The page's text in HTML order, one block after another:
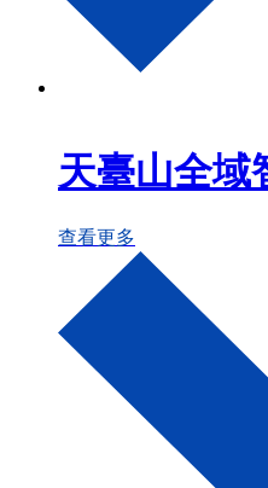
天臺山全域
查看更多